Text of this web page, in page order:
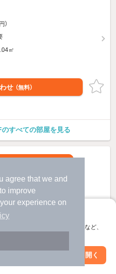
agree that we and
improve
experience on
クサクお部屋探し
。マップ検索やお気に入り保存など、
アプリを開く
）
㎡
せ （無料）
すべての部屋を見る
絞り込み条件を変更